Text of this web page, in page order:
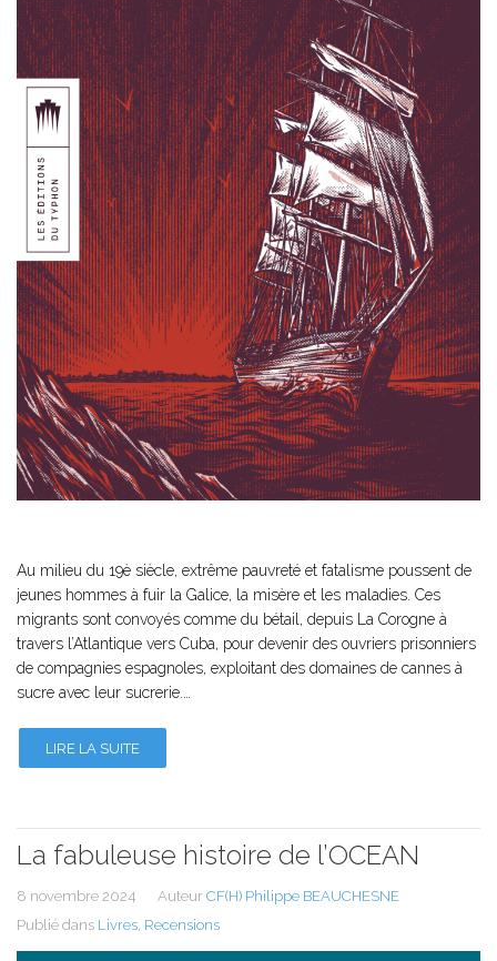
Au milieu du 19è siècle, extrême pauvreté et fatalisme poussent de
jeunes hommes à fuir la Galice, la misère et les maladies. Ces
migrants sont convoyés comme du bétail, depuis La Corogne à
travers l’Atlantique vers Cuba, pour devenir des ouvriers prisonniers
de compagnies espagnoles, exploitant des domaines de cannes à
sucre avec leur sucrerie.…
LIRE LA SUITE
La fabuleuse histoire de l’OCEAN
8 novembre 2024 Auteur CF(H) Philippe BEAUCHESNE
Publié dans Livres Recensions